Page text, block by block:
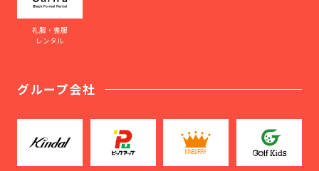
礼服・喪服
レンタル
グループ会社